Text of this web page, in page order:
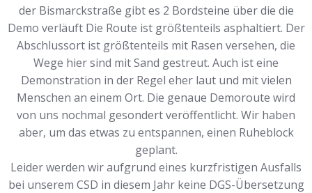
der Bismarckstraße gibt es 2 Bordsteine über die die
Demo verläuft Die Route ist größtenteils asphaltiert. Der
Abschlussort ist größtenteils mit Rasen versehen, die
Wege hier sind mit Sand gestreut. Auch ist eine
Demonstration in der Regel eher laut und mit vielen
Menschen an einem Ort. Die genaue Demoroute wird
von uns nochmal gesondert veröffentlicht. Wir haben
aber, um das etwas zu entspannen, einen Ruheblock
geplant.
Leider werden wir aufgrund eines kurzfristigen Ausfalls
bei unserem CSD in diesem Jahr keine DGS-Übersetzung